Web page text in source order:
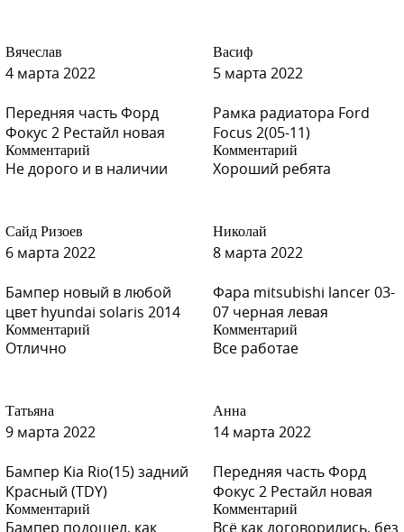
Вячеслав
4 марта 2022
Передняя часть Форд
Фокус 2 Рестайл новая
Комментарий
Не дорого и в наличии
Васиф
5 марта 2022
Рамка радиатора Ford
Focus 2(05-11)
Комментарий
Хороший ребята
Сайд Ризоев
6 марта 2022
Бампер новый в любой
цвет hyundai solaris 2014
Комментарий
Отлично
Николай
8 марта 2022
Фара mitsubishi lancer 03-
07 черная левая
Комментарий
Все работае
Татьяна
9 марта 2022
Бампер Kia Rio(15) задний
Красный (TDY)
Комментарий
Бампер подошел, как
Анна
14 марта 2022
Передняя часть Форд
Фокус 2 Рестайл новая
Комментарий
Всё как договорились, без